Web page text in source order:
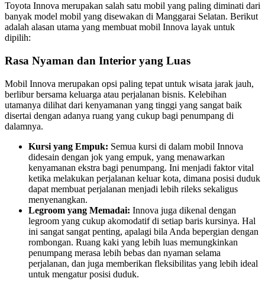
Toyota Innova merupakan salah satu mobil yang paling diminati dari
banyak model mobil yang disewakan di Manggarai Selatan. Berikut
adalah alasan utama yang membuat mobil Innova layak untuk
dipilih:
Rasa Nyaman dan Interior yang Luas
Mobil Innova merupakan opsi paling tepat untuk wisata jarak jauh,
berlibur bersama keluarga atau perjalanan bisnis. Kelebihan
utamanya dilihat dari kenyamanan yang tinggi yang sangat baik
disertai dengan adanya ruang yang cukup bagi penumpang di
dalamnya.
Kursi yang Empuk: Semua kursi di dalam mobil Innova
didesain dengan jok yang empuk, yang menawarkan
kenyamanan ekstra bagi penumpang. Ini menjadi faktor vital
ketika melakukan perjalanan keluar kota, dimana posisi duduk
dapat membuat perjalanan menjadi lebih rileks sekaligus
menyenangkan.
Legroom yang Memadai: Innova juga dikenal dengan
legroom yang cukup akomodatif di setiap baris kursinya. Hal
ini sangat sangat penting, apalagi bila Anda bepergian dengan
rombongan. Ruang kaki yang lebih luas memungkinkan
penumpang merasa lebih bebas dan nyaman selama
perjalanan, dan juga memberikan fleksibilitas yang lebih ideal
untuk mengatur posisi duduk.